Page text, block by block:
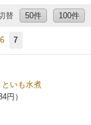
募集・購入
替 50件 100件
6 7
いも水煮
円）